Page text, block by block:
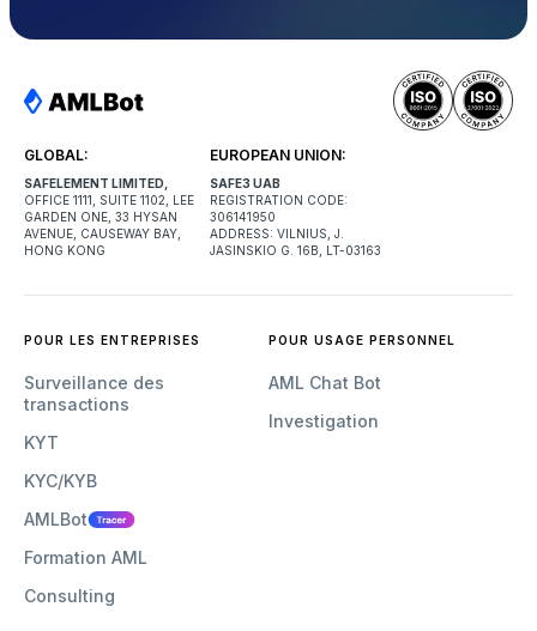
GLOBAL:
SAFELEMENT LIMITED,
OFFICE 1111, SUITE 1102, LEE
GARDEN ONE, 33 HYSAN
AVENUE, CAUSEWAY BAY,
HONG KONG
EUROPEAN UNION:
SAFE3 UAB
REGISTRATION CODE:
306141950
ADDRESS: VILNIUS, J.
JASINSKIO G. 16B, LT-03163
POUR LES ENTREPRISES
Surveillance des
transactions
KYT
KYC/KYB
AMLBot
Formation AML
Consulting
POUR USAGE PERSONNEL
AML Chat Bot
Investigation